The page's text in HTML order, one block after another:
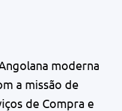
moderna
a missão de
de Compra e